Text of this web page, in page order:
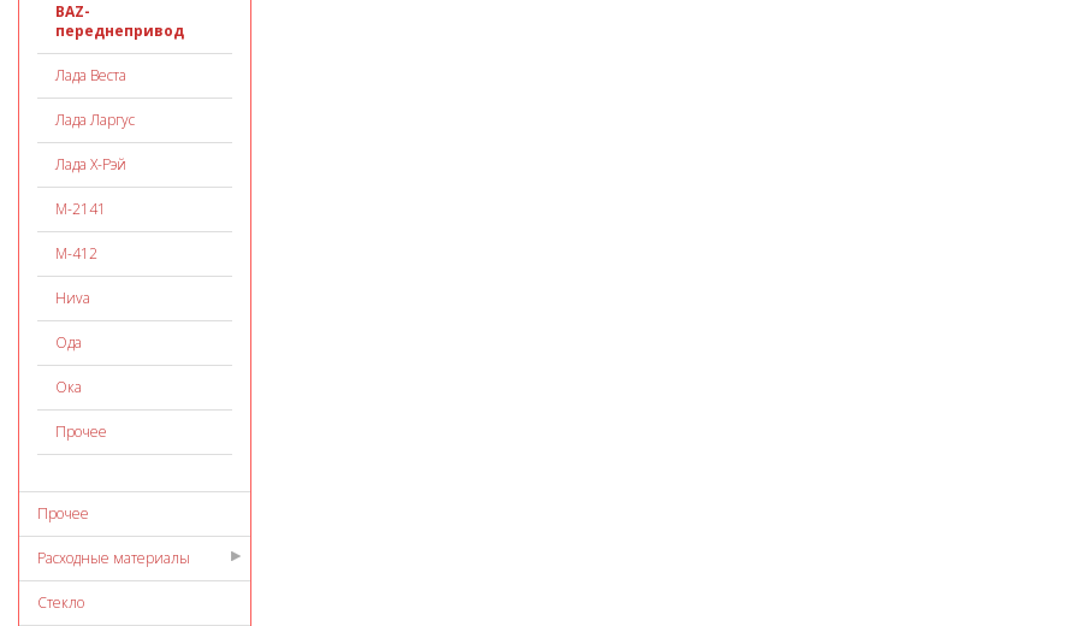
ВАZ-
переднепривод
Лада Веста
Лада Ларгус
Лада Х-Рэй
М-2141
М-412
Ниvа
Ода
Ока
Прочее
Прочее
Расходные материалы
Стекло